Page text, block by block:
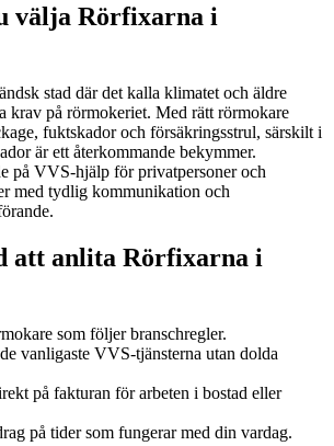
välja Rörfixarna i
stad där det kalla klimatet och äldre
krav på rörmokeriet. Med rätt rörmokare
fuktskador och försäkringsstrul, särskilt i
är ett återkommande bekymmer.
på VVS‑hjälp för privatpersoner och
med tydlig kommunikation och
att anlita Rörfixarna i
som följer branschregler.
vanligaste VVS‑tjänsterna utan dolda
på fakturan för arbeten i bostad eller
på tider som fungerar med din vardag.